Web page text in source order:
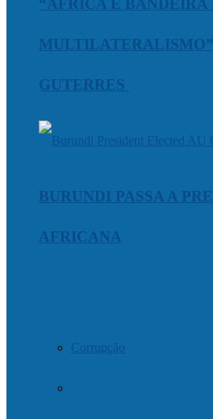
“ÁFRICA É BANDEIRA
GUTERRES
BURUNDI PASSA A
AFRICANA
Corrupção